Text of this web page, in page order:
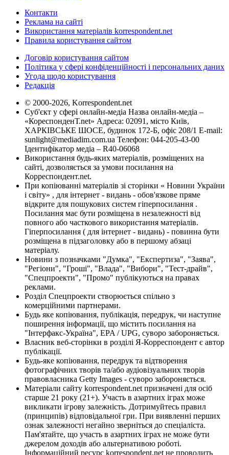
Контакти
Реклама на сайті
Використання матеріалів korrespondent.net
Правила користування сайтом
Договір користування сайтом
Політика у сфері конфіденційності і персональних даних
Угода щодо користування
Редакція
© 2000-2026, Korrespondent.net
Суб'єкт у сфері онлайн-медіа Назва онлайн-медіа –
«КореспонденТ.net» Адреса: 02091, місто Київ,
ХАРКІВСЬКЕ ШОСЕ, будинок 172-Б, офіс 208/1 E-mail:
sunlight@mediadim.com.ua Телефон: 044-205-43-00
Ідентифікатор медіа – R40-06068
Використання будь-яких матеріалів, розміщених на
сайті, дозволяється за умови посилання на
Корреспондент.net.
При копіюванні матеріалів зі сторінки « Новини України
і світу» , для інтернет - видань - обов'язкове пряме
відкрите для пошукових систем гіперпосилання .
Посилання має бути розміщена в незалежності від
повного або часткового використання матеріалів.
Гіперпосилання ( для інтернет - видань) - повинна бути
розміщена в підзаголовку або в першому абзаці
матеріалу.
Новини з позначками "Думка", "Експертиза", "Заява",
"Регіони", "Гроші", "Влада", "Вибори", "Тест-драйв",
"Спецпроекти", "Промо" публікуються на правах
реклами.
Розділ Спецпроекти створюється спільно з
комерційними партнерами.
Будь яке копіювання, публікація, передрук, чи наступне
поширення інформації, що містить посилання на
"Інтерфакс-Україна", EPA / UPG, суворо забороняється.
Власник веб-сторінки в розділі Я-Корреспондент є автор
публікації.
Будь-яке копіювання, передрук та відтворення
фотографічних творів та/або аудіовізуальних творів
правовласника Getty Images - суворо забороняється.
Матеріали сайту korrespondent.net призначені для осіб
старше 21 року (21+). Участь в азартних іграх може
викликати ігрову залежність. Дотримуйтесь правил
(принципів) відповідальної гри. При виявленні перших
ознак залежності негайно зверніться до спеціаліста.
Пам'ятайте, що участь в азартних іграх не може бути
джерелом доходів або альтернативою роботі.
Інформаційний ресурс korrespondent.net не проводить